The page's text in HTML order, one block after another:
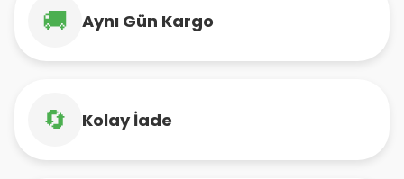
🚚 Aynı Gün Kargo
🔄 Kolay İade